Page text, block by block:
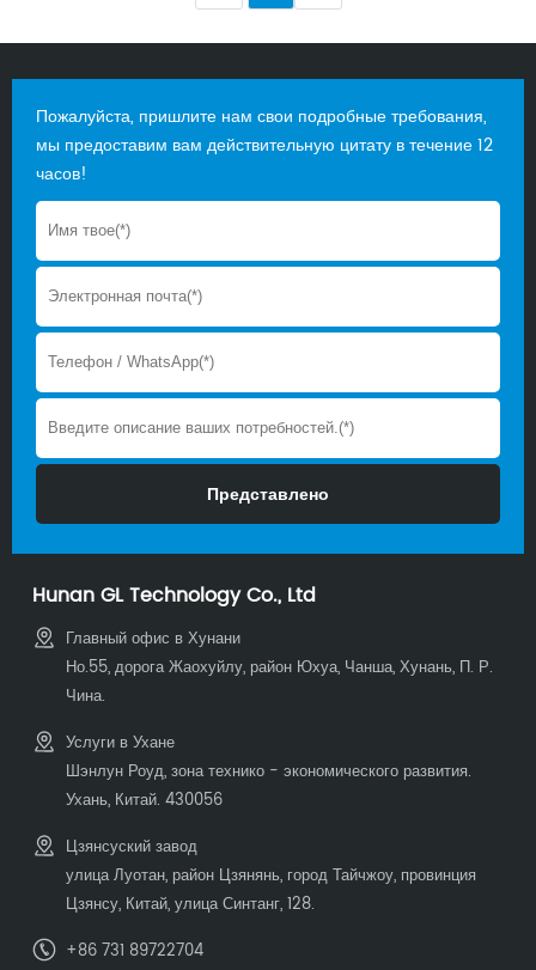
Пожалуйста, пришлите нам свои подробные требования,
мы предоставим вам действительную цитату в течение 12
часов!
Hunan GL Technology Co., Ltd
Главный офис в Хунани
Но.55, дорога Жаохуйлу, район Юхуа, Чанша, Хунань, П. Р.
Чина.
Услуги в Ухане
Шэнлун Роуд, зона технико - экономического развития.
Ухань, Китай. 430056
Цзянсуский завод
улица Луотан, район Цзянянь, город Тайчжоу, провинция
Цзянсу, Китай, улица Синтанг, 128.
+86 731 89722704